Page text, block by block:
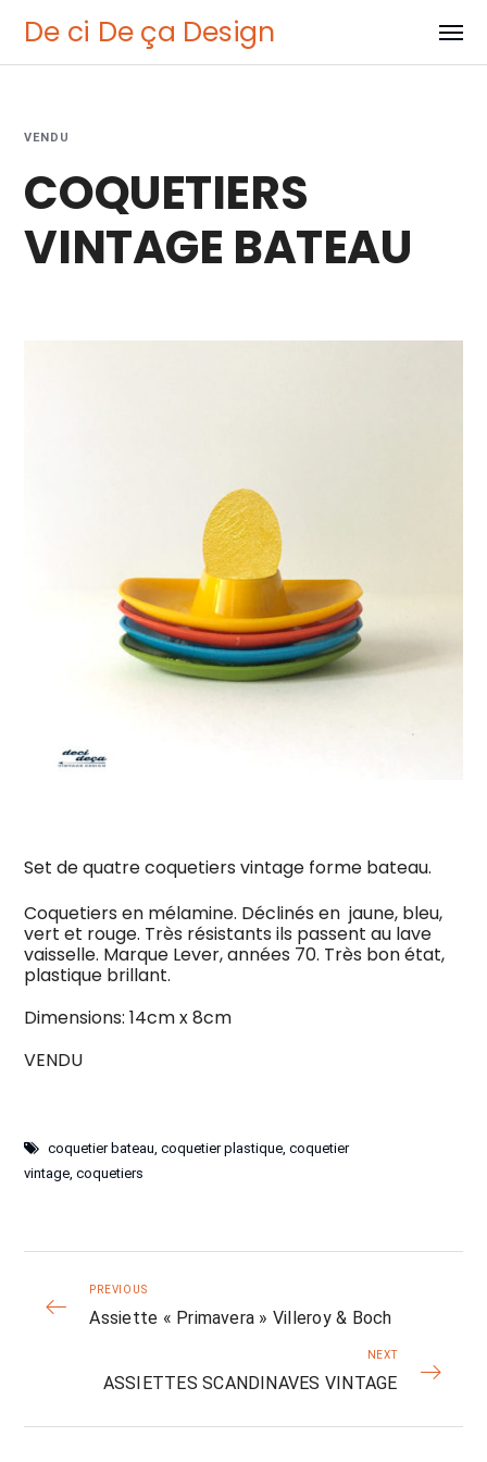
De ci De ça Design
VENDU
COQUETIERS
VINTAGE BATEAU
Set de quatre coquetiers vintage forme bateau.
Coquetiers en mélamine. Déclinés en jaune, bleu,
vert et rouge. Très résistants ils passent au lave
vaisselle. Marque Lever, années 70. Très bon état,
plastique brillant.
Dimensions: 14cm x 8cm
VENDU
coquetier bateau,coquetier plastique,coquetier
vintage,coquetiers
PREVIOUS
Assiette « Primavera » Villeroy & Boch
NEXT
ASSIETTES SCANDINAVES VINTAGE